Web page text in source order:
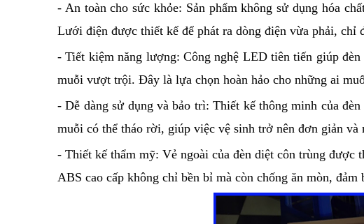
- An toàn cho sức khỏe: Sản phẩm không sử dụng hóa
Lưới điện được thiết kế để phát ra dòng điện vừa phải,
- Tiết kiệm năng lượng: Công nghệ LED tiên tiến giúp
muỗi vượt trội. Đây là lựa chọn hoàn hảo cho những ai
- Dễ dàng sử dụng và bảo trì: Thiết kế thông minh của
muỗi có thể tháo rời, giúp việc vệ sinh trở nên đơn giản và
- Thiết kế thẩm mỹ: Vẻ ngoài của đèn diệt côn trùng
ABS cao cấp không chỉ bền bỉ mà còn chống ăn mòn, đảm